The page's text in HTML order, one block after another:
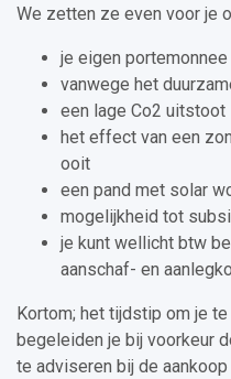
We zetten ze even voor je
je eigen portemonnee
vanwege het
een lage Co2 uitstoot
het effect van een
ooit
een pand met solar
mogelijkheid tot
je kunt wellicht btw
aanschaf- en
Kortom; het tijdstip om je
begeleiden je bij voorkeur
te adviseren bij de